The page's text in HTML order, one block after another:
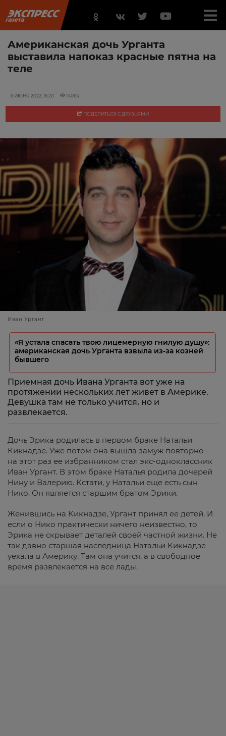
Американская дочь Урганта
выставила напоказ красные пятна на
теле
6 ИЮНЯ 2022, 16:20 14064
ПОДЕЛИТЬСЯ С ДРУЗЬЯМИ
Иван Ургант
«Я устала спасать твою лицемерную гнилую душу»:
американская дочь Урганта взвыла из-за козней
бывшего
Приемная дочь Ивана Урганта вот уже на
протяжении нескольких лет живет в Америке.
Девушка там не только учится, но и
развлекается.
Дочь Эрика родилась в первом браке Натальи
Кикнадзе. Уже потом она вышла замуж повторно -
на этот раз ее избранником стал экс-одноклассник
Иван Ургант. В этом браке Наталья родила дочерей
Нину и Валерию. Кстати, у Натальи еще есть сын
Нико. Он является старшим братом Эрики.
Женившись на Кикнадзе, Ургант принял ее детей. И
если о Нико практически ничего неизвестно, то
Эрика не скрывает деталей своей частной жизни. Не
так давно старшая наследница Натальи Кикнадзе
уехала в Америку. Там она учится, а в свободное
время развлекается на все лады.